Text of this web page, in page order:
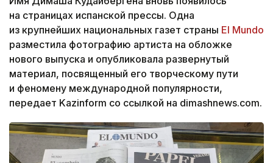
на страницах испанской прессы. Одна
из крупнейших национальных газет страны El Mundo
разместила фотографию артиста на обложке
нового выпуска и опубликовала развернутый
материал, посвященный его творческому пути
и феномену международной популярности,
передает Kazinform со ссылкой на dimashnews.com.